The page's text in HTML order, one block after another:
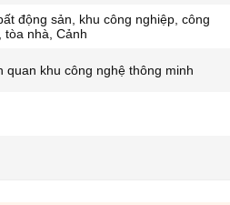
động sản, khu công nghiệp, công
tòa nhà, Cảnh
quan khu công nghệ thông minh